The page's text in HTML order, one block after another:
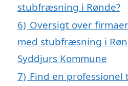
stubfræsning i Rønde?
6) Oversigt over
med stubfræsning i
Syddjurs Kommune
7) Find en